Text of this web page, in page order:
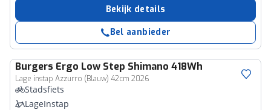
Bekijk details
Bel aanbieder
Burgers Ergo Low Step Shimano 418Wh
Lage instap Azzurro (Blauw) 42cm 2026
Stadsfiets
LageInstap